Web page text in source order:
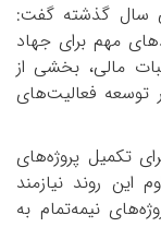
سال گذشته گفت:
مهم برای جهاد
مالی، بخشی از
فعالیت‌های
تکمیل پروژه‌های
این روند نیازمند
نیمه‌تمام به